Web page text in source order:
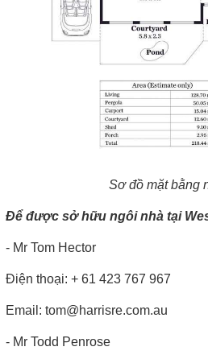
Sơ đồ mặt bằng
Để được sở hữu ngôi nhà tại
- Mr Tom Hector
Điện thoại: + 61 423 767 967
Email: tom@harrisre.com.au
- Mr Todd Penrose